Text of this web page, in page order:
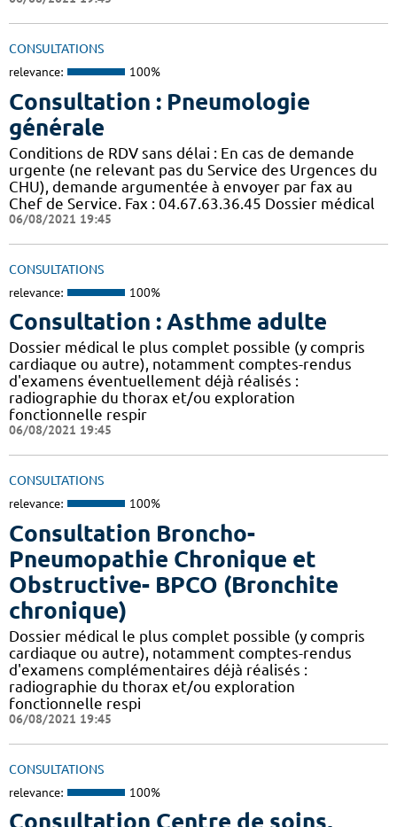
CONSULTATIONS
relevance: 100%
Consultation : Pneumologie
générale
Conditions de RDV sans délai : En cas de demande
urgente (ne relevant pas du Service des Urgences du
CHU), demande argumentée à envoyer par fax au
Chef de Service. Fax : 04.67.63.36.45 Dossier médical
06/08/2021 19:45
CONSULTATIONS
relevance: 100%
Consultation : Asthme adulte
Dossier médical le plus complet possible (y compris
cardiaque ou autre), notamment comptes-rendus
d'examens éventuellement déjà réalisés :
radiographie du thorax et/ou exploration
fonctionnelle respir
06/08/2021 19:45
CONSULTATIONS
relevance: 100%
Consultation Broncho-
Pneumopathie Chronique et
Obstructive- BPCO (Bronchite
chronique)
Dossier médical le plus complet possible (y compris
cardiaque ou autre), notamment comptes-rendus
d'examens complémentaires déjà réalisés :
radiographie du thorax et/ou exploration
fonctionnelle respi
06/08/2021 19:45
CONSULTATIONS
relevance: 100%
Consultation Centre de soins,